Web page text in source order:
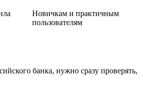
Новичкам и практичным
пользователям
банка, нужно сразу проверять,